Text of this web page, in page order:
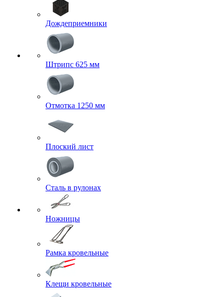
Дождеприемники
Штрипс 625 мм
Отмотка 1250 мм
Плоский лист
Сталь в рулонах
Ножницы
Рамка кровельные
Клещи кровельные